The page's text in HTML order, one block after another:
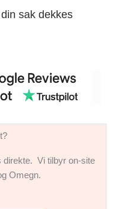
sak dekkes
direkte. Vi tilbyr on-site
Omegn.